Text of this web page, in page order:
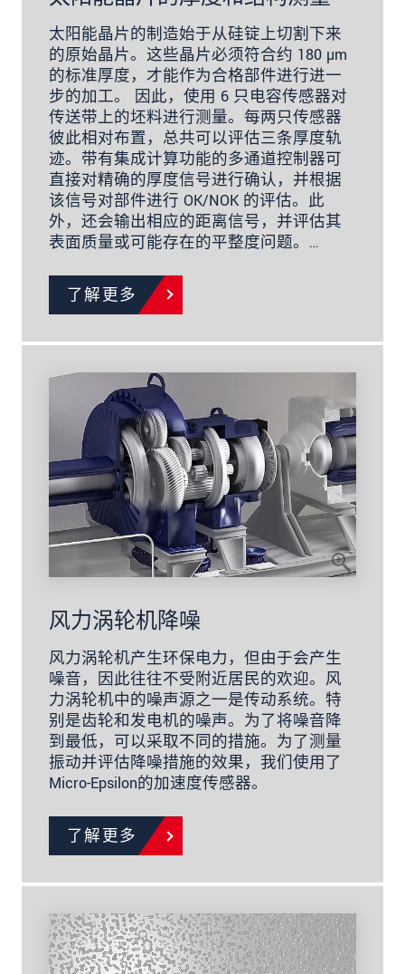
太阳能晶片的制造始于从硅锭上切割下来
的原始晶片。这些晶片必须符合约 180 µm
的标准厚度，才能作为合格部件进行进一
步的加工。 因此，使用 6 只电容传感器对
传送带上的坯料进行测量。每两只传感器
彼此相对布置，总共可以评估三条厚度轨
迹。带有集成计算功能的多通道控制器可
直接对精确的厚度信号进行确认，并根据
该信号对部件进行 OK/NOK 的评估。此
外，还会输出相应的距离信号，并评估其
表面质量或可能存在的平整度问题。…
了解更多
风力涡轮机降噪
风力涡轮机产生环保电力，但由于会产生
噪音，因此往往不受附近居民的欢迎。风
力涡轮机中的噪声源之一是传动系统。特
别是齿轮和发电机的噪声。为了将噪音降
到最低，可以采取不同的措施。为了测量
振动并评估降噪措施的效果，我们使用了
Micro-Epsilon的加速度传感器。
了解更多